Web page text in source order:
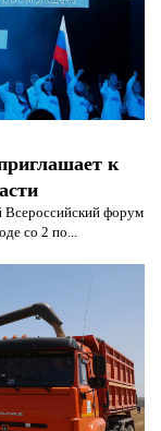
к
форум
со 2 по...
и
и